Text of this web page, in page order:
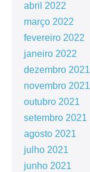
abril 2022
março 2022
fevereiro 2022
janeiro 2022
dezembro 2021
novembro 2021
outubro 2021
setembro 2021
agosto 2021
julho 2021
junho 2021